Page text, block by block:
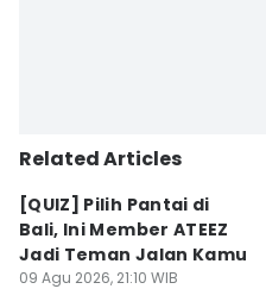
Related Articles
[QUIZ] Pilih Pantai di
Bali, Ini Member ATEEZ
Jadi Teman Jalan Kamu
09 Agu 2026, 21:10 WIB